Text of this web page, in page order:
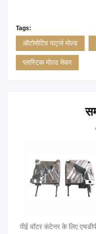
Tags:
ऑटोमोटिव पार्ट्स मोल्ड
प्लास्टिक मोल्ड मेकर
पीई वॉटर कंटेनर के लिए